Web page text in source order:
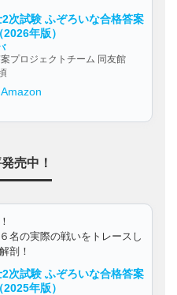
次試験 ふぞろいな合格答案
年版）
プロジェクトチーム 同友館
Amazon
売中！
名の実際の戦いをトレースし
剖！
次試験 ふぞろいな合格答案
年版）